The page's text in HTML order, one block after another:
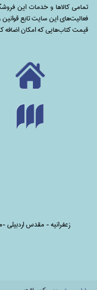
تمامی‌ کالاها و خدمات این
فعالیت‌های این سایت تابع
قیمت کتاب‌هایی که امکان اضافه
زعفرانیه - مقدس اردبیلی